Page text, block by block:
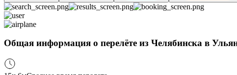
Общая информация о перелёте из Челябинска в